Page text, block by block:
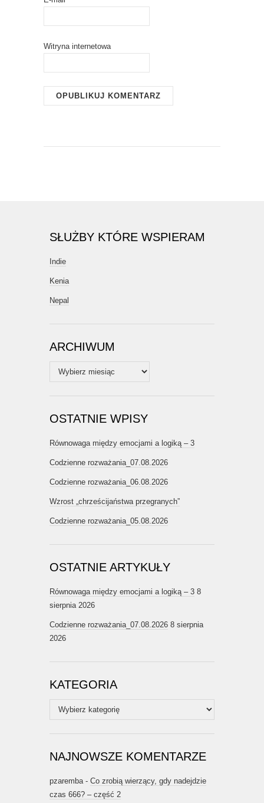
Witryna internetowa
SŁUŻBY KTÓRE WSPIERAM
Indie
Kenia
Nepal
ARCHIWUM
Archiwum
OSTATNIE WPISY
Równowaga między emocjami a logiką – 3
Codzienne rozważania_07.08.2026
Codzienne rozważania_06.08.2026
Wzrost „chrześcijaństwa przegranych”
Codzienne rozważania_05.08.2026
OSTATNIE ARTYKUŁY
Równowaga między emocjami a logiką – 3 8
sierpnia 2026
Codzienne rozważania_07.08.2026 8 sierpnia
2026
KATEGORIA
Kategoria
NAJNOWSZE KOMENTARZE
pzaremba- Co zrobią wierzący, gdy nadejdzie
czas 666? – część 2